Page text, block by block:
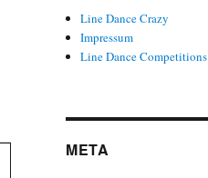
Line Dance Crazy
Impressum
Line Dance Competitions
META